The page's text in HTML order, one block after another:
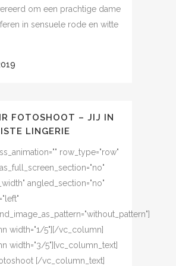
om een prachtige dame
in sensuele rode en witte
FOTOSHOOT – JIJ IN
LINGERIE
row_type="row"
angled_section="no"
width="1/5"][/vc_column]
width="3/5"][vc_column_text]
[/vc_column_text]